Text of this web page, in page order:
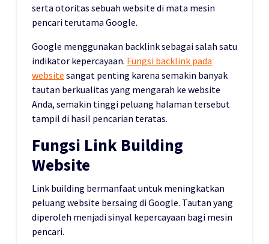
serta otoritas sebuah website di mata mesin
pencari terutama Google.
Google menggunakan backlink sebagai salah satu
indikator kepercayaan. Fungsi backlink pada
website sangat penting karena semakin banyak
tautan berkualitas yang mengarah ke website
Anda, semakin tinggi peluang halaman tersebut
tampil di hasil pencarian teratas.
Fungsi Link Building
Website
Link building bermanfaat untuk meningkatkan
peluang website bersaing di Google. Tautan yang
diperoleh menjadi sinyal kepercayaan bagi mesin
pencari.